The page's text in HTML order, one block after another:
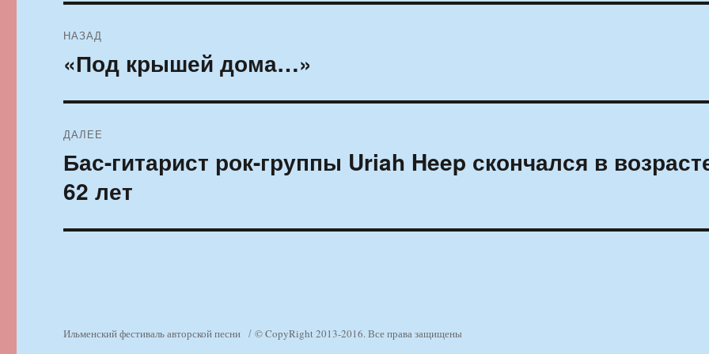
по
НАЗАД
Предыдущая
запись:
«Под крышей дома…»
ДАЛЕЕ
Следующая
запись:
Бас-гитарист рок-группы Uriah Heep скончался в
62 лет
Ильменский фестиваль авторской песни © CopyRight 2013-2016. Все права защищены